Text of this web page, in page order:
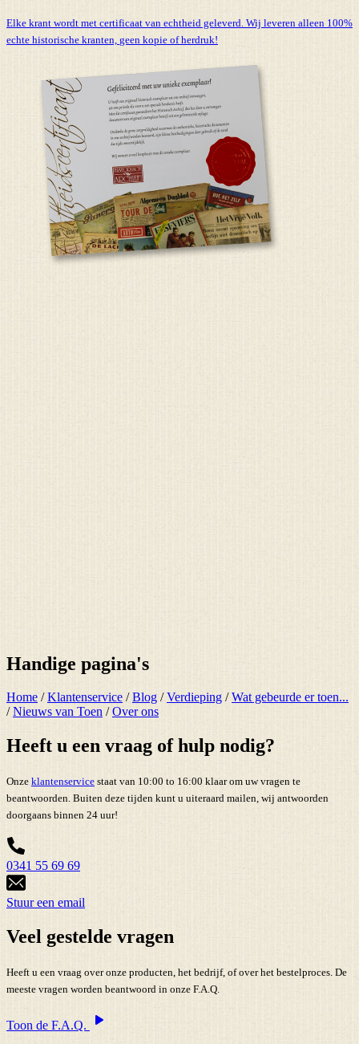
Elke krant wordt met certificaat van echtheid geleverd. Wij leveren alleen 100%
echte historische kranten, geen kopie of herdruk!
Handige pagina's
Home /Klantenservice /Blog /Verdieping /Wat gebeurde er toen...
/Nieuws van Toen /Over ons
Heeft u een vraag of hulp nodig?
Onze klantenservice staat van 10:00 to 16:00 klaar om uw vragen te
beantwoorden. Buiten deze tijden kunt u uiteraard mailen, wij antwoorden
doorgaans binnen 24 uur!
0341 55 69 69
Stuur een email
Veel gestelde vragen
Heeft u een vraag over onze producten, het bedrijf, of over het bestelproces. De
meeste vragen worden beantwoord in onze F.A.Q.
Toon de F.A.Q.